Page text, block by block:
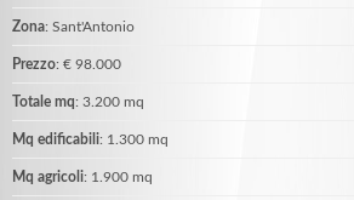
Zona: Sant'Antonio
Prezzo: € 98.000
Totale mq: 3.200 mq
Mq edificabili: 1.300 mq
Mq agricoli: 1.900 mq